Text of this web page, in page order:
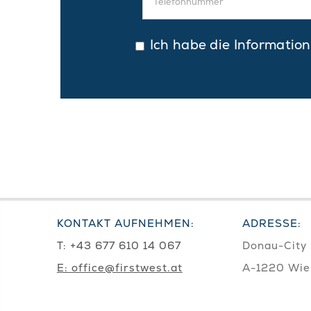
Ich habe die
KONTAKT AUFNEHMEN:
T: +43 677 610 14 067
E: office@firstwest.at
ADRESSE:
Donau-City
A-1220